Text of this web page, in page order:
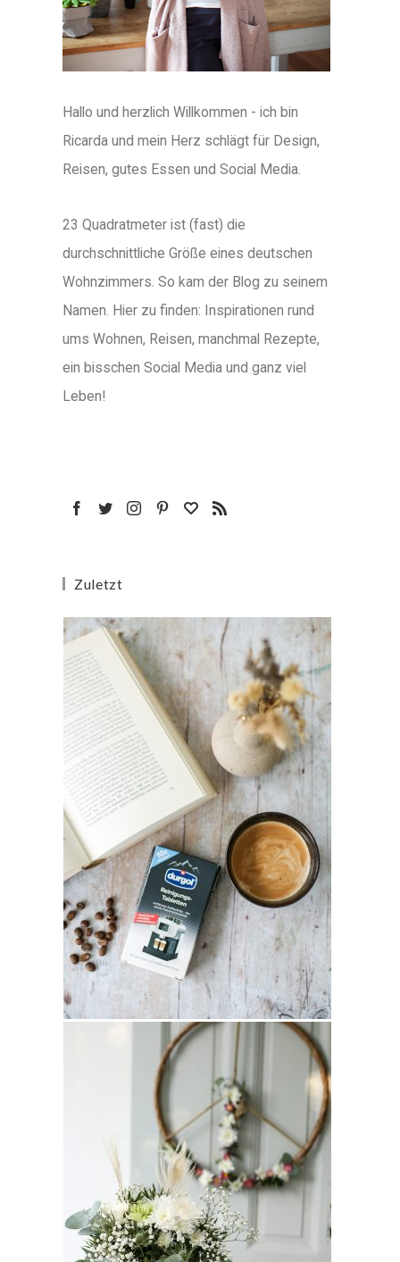
Hallo und herzlich Willkommen - ich bin
Ricarda und mein Herz schlägt für Design,
Reisen, gutes Essen und Social Media.
23 Quadratmeter ist (fast) die
durchschnittliche Größe eines deutschen
Wohnzimmers. So kam der Blog zu seinem
Namen. Hier zu finden: Inspirationen rund
ums Wohnen, Reisen, manchmal Rezepte,
ein bisschen Social Media und ganz viel
Leben!
Zuletzt